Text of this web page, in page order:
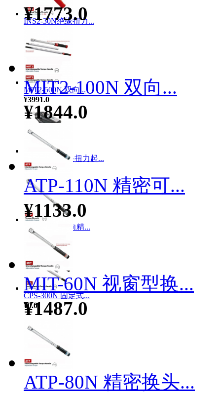
INS2-30N绝缘扭力...
MIT2-500N 双向...
¥3991.0
MGD-10N数显扭力起...
¥2252.0
DTP-110N 双向精...
¥1133.0
CPS-300N 固定式...
¥0.0
¥1773.0
MIT2-100N 双向...
¥1844.0
ATP-110N 精密可...
¥1133.0
MIT-60N 视窗型换...
¥1487.0
ATP-80N 精密换头...